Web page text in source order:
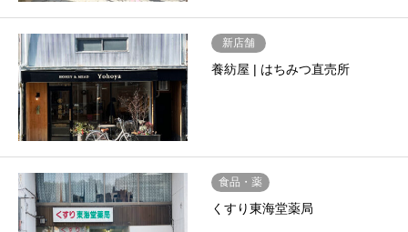
新店舗
養紡屋 | はちみつ直売所
食品・薬
くすり東海堂薬局